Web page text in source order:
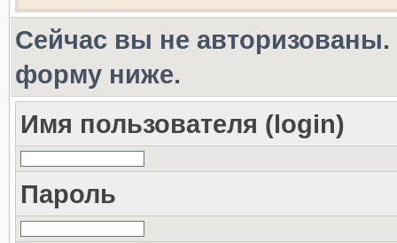
Сейчас вы не авторизованы.
форму ниже.
Имя пользователя (login)
Пароль